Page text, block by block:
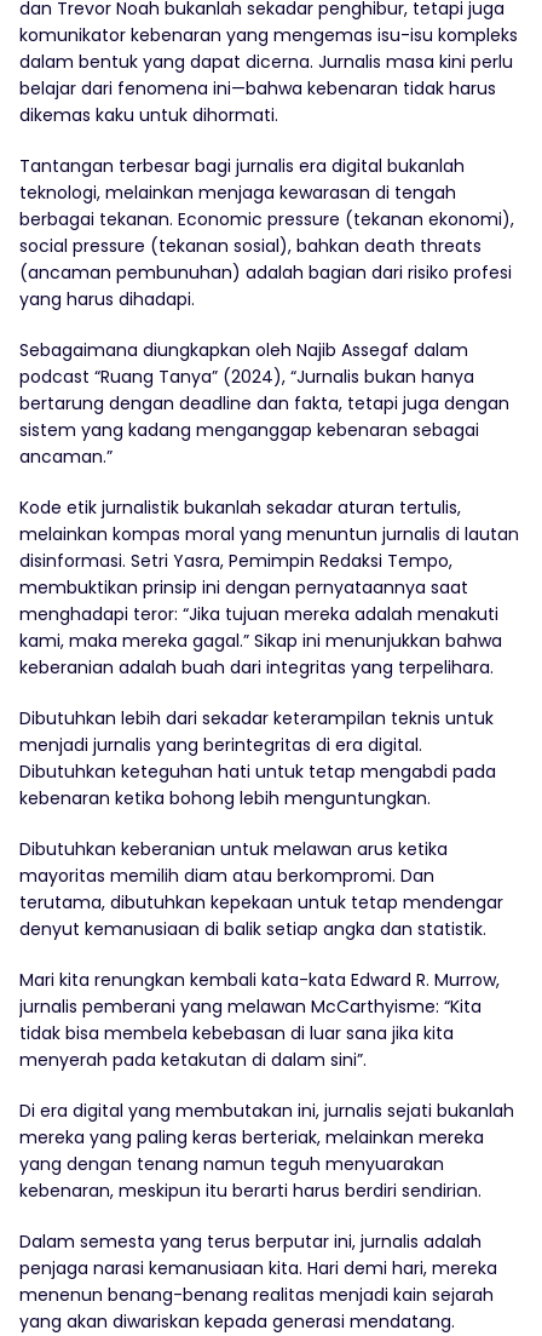
dan Trevor Noah bukanlah sekadar penghibur, tetapi juga
komunikator kebenaran yang mengemas isu-isu kompleks
dalam bentuk yang dapat dicerna. Jurnalis masa kini perlu
belajar dari fenomena ini—bahwa kebenaran tidak harus
dikemas kaku untuk dihormati.
Tantangan terbesar bagi jurnalis era digital bukanlah
teknologi, melainkan menjaga kewarasan di tengah
berbagai tekanan. Economic pressure (tekanan ekonomi),
social pressure (tekanan sosial), bahkan death threats
(ancaman pembunuhan) adalah bagian dari risiko profesi
yang harus dihadapi.
Sebagaimana diungkapkan oleh Najib Assegaf dalam
podcast “Ruang Tanya” (2024), “Jurnalis bukan hanya
bertarung dengan deadline dan fakta, tetapi juga dengan
sistem yang kadang menganggap kebenaran sebagai
ancaman.”
Kode etik jurnalistik bukanlah sekadar aturan tertulis,
melainkan kompas moral yang menuntun jurnalis di lautan
disinformasi. Setri Yasra, Pemimpin Redaksi Tempo,
membuktikan prinsip ini dengan pernyataannya saat
menghadapi teror: “Jika tujuan mereka adalah menakuti
kami, maka mereka gagal.” Sikap ini menunjukkan bahwa
keberanian adalah buah dari integritas yang terpelihara.
Dibutuhkan lebih dari sekadar keterampilan teknis untuk
menjadi jurnalis yang berintegritas di era digital.
Dibutuhkan keteguhan hati untuk tetap mengabdi pada
kebenaran ketika bohong lebih menguntungkan.
Dibutuhkan keberanian untuk melawan arus ketika
mayoritas memilih diam atau berkompromi. Dan
terutama, dibutuhkan kepekaan untuk tetap mendengar
denyut kemanusiaan di balik setiap angka dan statistik.
Mari kita renungkan kembali kata-kata Edward R. Murrow,
jurnalis pemberani yang melawan McCarthyisme: “Kita
tidak bisa membela kebebasan di luar sana jika kita
menyerah pada ketakutan di dalam sini”.
Di era digital yang membutakan ini, jurnalis sejati bukanlah
mereka yang paling keras berteriak, melainkan mereka
yang dengan tenang namun teguh menyuarakan
kebenaran, meskipun itu berarti harus berdiri sendirian.
Dalam semesta yang terus berputar ini, jurnalis adalah
penjaga narasi kemanusiaan kita. Hari demi hari, mereka
menenun benang-benang realitas menjadi kain sejarah
yang akan diwariskan kepada generasi mendatang.